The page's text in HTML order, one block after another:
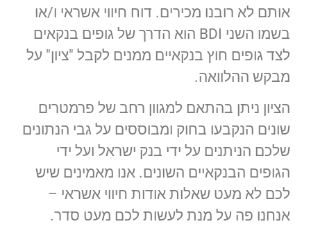
אותם לא רובנו מכירים. דוח חיווי אשראי ו/או
בשמו השני BDI הוא הדרך של גופים בנקאים
לצד גופים חוץ בנקאיים ממנים לקבל "ציון" על
מבקש ההלוואה.
הציון ניתן בהתאם למגוון רחב של פרמטרים
שונים הנקבעו בחוק ומבוססים על גבי הנתונים
שלכם הניתנים על ידי בנק ישראל ועל ידי
הגופים הבנקאיים השונים. אנו מאמינים שיש
לכם לא מעט שאלות אודות חיווי אשראי –
אנחנו פה על מנת לעשות לכם מעט סדר.